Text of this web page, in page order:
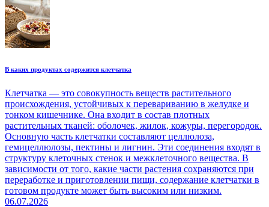
В каких продуктах содержится клетчатка
Клетчатка — это совокупность веществ растительного
происхождения, устойчивых к перевариванию в желудке и
тонком кишечнике. Она входит в состав плотных
растительных тканей: оболочек, жилок, кожуры, перегородок.
Основную часть клетчатки составляют целлюлоза,
гемицеллюлозы, пектины и лигнин. Эти соединения входят в
структуру клеточных стенок и межклеточного вещества. В
зависимости от того, какие части растения сохраняются при
переработке и приготовлении пищи, содержание клетчатки в
готовом продукте может быть высоким или низким.
06.07.2026